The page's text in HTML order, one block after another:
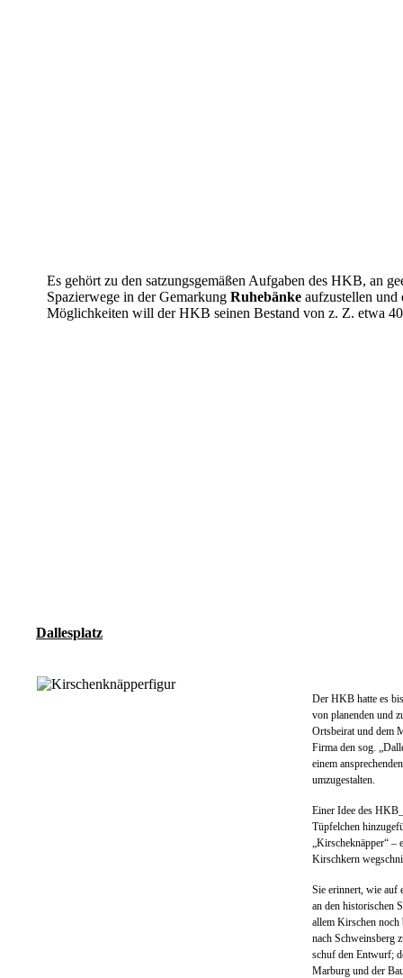
Es gehört zu den satzungsgemäßen Aufgaben des HKB, an
Spazierwege in der Gemarkung Ruhebänke aufzustellen und
Möglichkeiten will der HKB seinen Bestand von z. Z. etwa
Dallesplatz
Der HKB hatte es
von planenden und
Ortsbeirat und dem
Firma den sog.
einem
umzugestalten.
Einer Idee des
Tüpfelchen
„Kirscheknäpper“ –
Kirschkern
Sie erinnert, wie auf
an den historischen
allem Kirschen
nach Schweinsberg
schuf den Entwurf;
Marburg und der